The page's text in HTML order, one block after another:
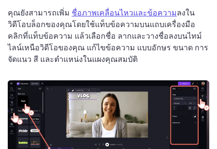
คุณยังสามารถเพิ่ม ชื่อภาพเคลื่อนไหวและข้อความลงใน
คลิกที่แท็บข้อความ แล้วเลือกชื่อ ลากและวางชื่อลงบนไทม์
ไลน์เหนือวิดีโอของคุณ แก้ไขข้อความ แบบอักษร ขนาด การ
จัดแนว สี และตำแหน่งในแผงคุณสมบัติ